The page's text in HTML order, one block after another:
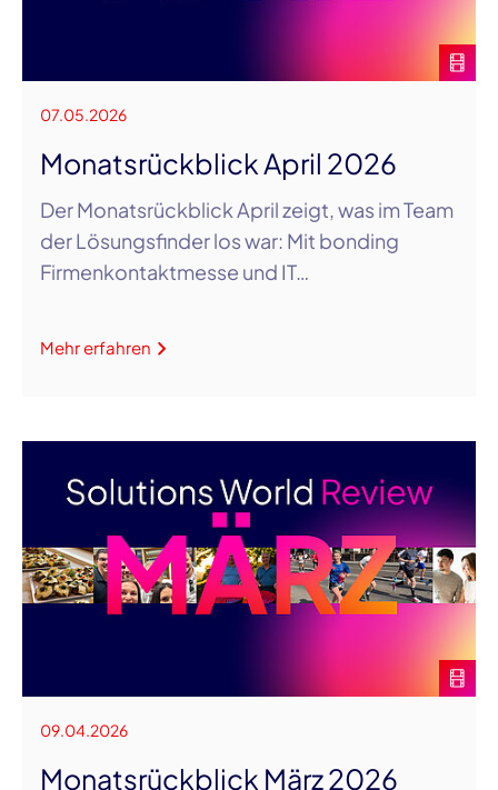
07.05.2026
Monatsrückblick April 2026
Der Monatsrückblick April zeigt, was im Team
der Lösungsfinder los war: Mit bonding
Firmenkontaktmesse und IT…
Mehr erfahren
09.04.2026
Monatsrückblick März 2026